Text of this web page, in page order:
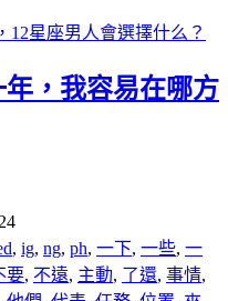
12星座男人會選擇什么？
，我容易在哪方
, ig, ng, ph, 一下, 一些, 一
要, 不遠, 主動, 了還, 事情,